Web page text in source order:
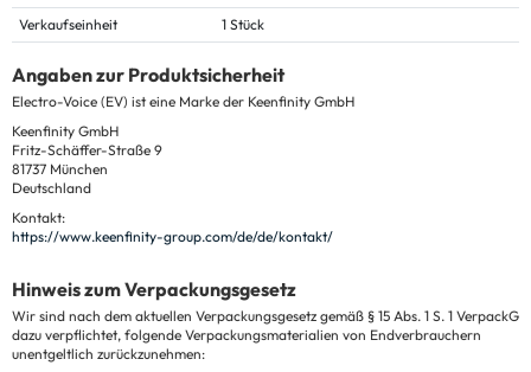
Verkaufseinheit
1 Stück
Angaben zur Produktsicherheit
Electro-Voice (EV) ist eine Marke der Keenfinity GmbH
Keenfinity GmbH
Fritz-Schäffer-Straße 9
81737 München
Deutschland
Kontakt:
https://www.keenfinity-group.com/de/de/kontakt/
Hinweis zum Verpackungsgesetz
Wir sind nach dem aktuellen Verpackungsgesetz gemäß § 15 Abs. 1 S. 1 VerpackG
dazu verpflichtet, folgende Verpackungsmaterialien von Endverbrauchern
unentgeltlich zurückzunehmen: